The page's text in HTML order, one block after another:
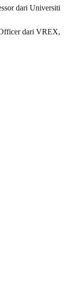
dari Universiti
dari VREX,